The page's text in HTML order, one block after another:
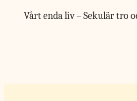
Vårt enda liv – Sekulär tro